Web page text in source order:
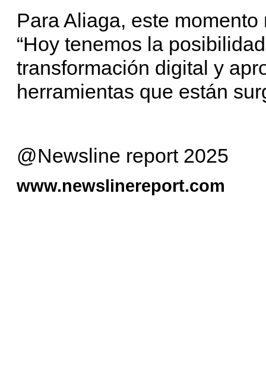
Para Aliaga, este
“Hoy tenemos la
transformación digital y
herramientas que están
@Newsline report 2025
www.newslinereport.com